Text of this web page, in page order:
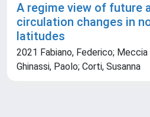
A regime view of future
circulation changes in
latitudes
2021 Fabiano, Federico; Meccia
Ghinassi, Paolo; Corti, Susanna